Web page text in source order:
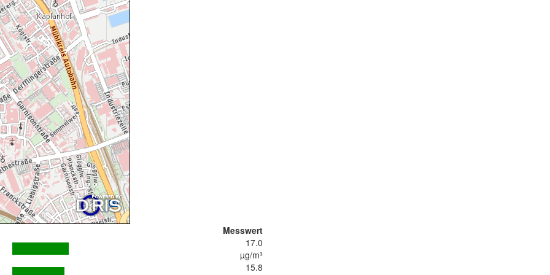
Messwert
17.0
µg/m³
15.8